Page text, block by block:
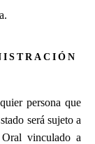
persona que
será sujeto a
vinculado a